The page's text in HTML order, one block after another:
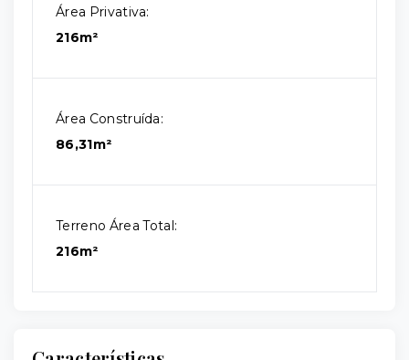
Área Privativa:
216m²
Área Construída:
86,31m²
Terreno Área Total:
216m²